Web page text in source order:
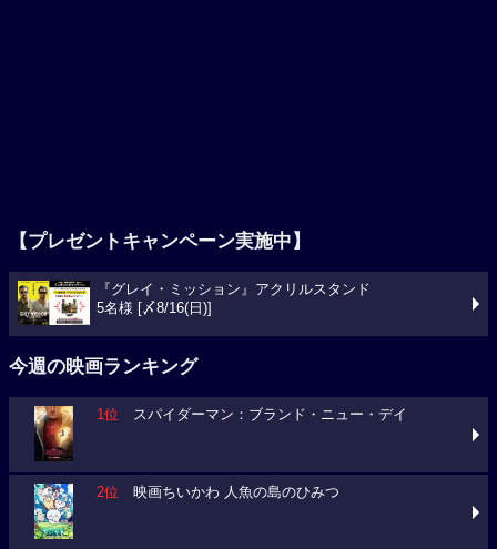
【プレゼントキャンペーン実施中】
『グレイ・ミッション』アクリルスタンド
5名様 [〆8/16(日)]
今週の映画ランキング
1位 スパイダーマン：ブランド・ニュー・デイ
2位 映画ちいかわ 人魚の島のひみつ